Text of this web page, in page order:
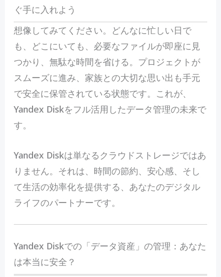
ぐ手に入れよう
想像してみてください。どんなに忙しい日で
も、どこにいても、必要なファイルが即座に見
つかり、無駄な時間を省ける。プロジェクトが
スムーズに進み、家族との大切な思い出も手元
で安全に保管されている状態です。これが、
Yandex Diskをフル活用したデータ管理の未来で
す。
Yandex Diskは単なるクラウドストレージではあ
りません。それは、時間の節約、安心感、そし
て生活の効率化を提供する、あなたのデジタル
ライフのパートナーです。
Yandex Diskでの「データ資産」の管理：あなた
は本当に安全？